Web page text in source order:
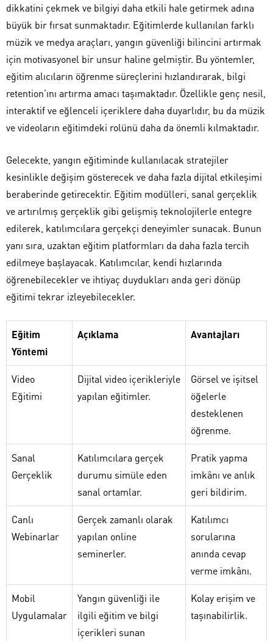
dikkatini çekmek ve bilgiyi daha etkili hale getirmek adına
büyük bir fırsat sunmaktadır. Eğitimlerde kullanılan farklı
müzik ve medya araçları, yangın güvenliği bilincini artırmak
için motivasyonel bir unsur haline gelmiştir. Bu yöntemler,
eğitim alıcıların öğrenme süreçlerini hızlandırarak, bilgi
retention’ını artırma amacı taşımaktadır. Özellikle genç nesil,
interaktif ve eğlenceli içeriklere daha duyarlıdır, bu da müzik
ve videoların eğitimdeki rolünü daha da önemli kılmaktadır.
Gelecekte, yangın eğitiminde kullanılacak stratejiler
kesinlikle değişim gösterecek ve daha fazla dijital etkileşimi
beraberinde getirecektir. Eğitim modülleri, sanal gerçeklik
ve artırılmış gerçeklik gibi gelişmiş teknolojilerle entegre
edilerek, katılımcılara gerçekçi deneyimler sunacak. Bunun
yanı sıra, uzaktan eğitim platformları da daha fazla tercih
edilmeye başlayacak. Katılımcılar, kendi hızlarında
öğrenebilecekler ve ihtiyaç duydukları anda geri dönüp
eğitimi tekrar izleyebilecekler.
Eğitim
Yöntemi
Açıklama Avantajları
Video
Eğitimi
Dijital video içerikleriyle
yapılan eğitimler.
Görsel ve işitsel
öğelerle
desteklenen
öğrenme.
Sanal
Gerçeklik
Katılımcılara gerçek
durumu simüle eden
sanal ortamlar.
Pratik yapma
imkânı ve anlık
geri bildirim.
Canlı
Webinarlar
Gerçek zamanlı olarak
yapılan online
seminerler.
Katılımcı
sorularına
anında cevap
verme imkânı.
Mobil
Uygulamalar
Yangın güvenliği ile
ilgili eğitim ve bilgi
içerikleri sunan
Kolay erişim ve
taşınabilirlik.